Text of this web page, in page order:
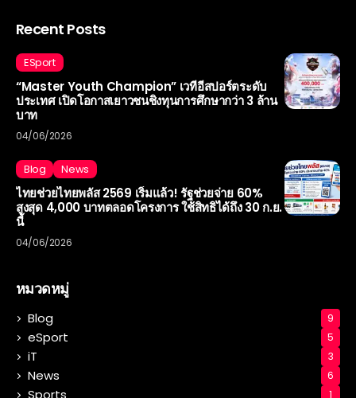
Recent Posts
ESport
“Master Youth Champion” เวทีอีสปอร์ตระดับ
ประเทศ เปิดโอกาสเยาวชนชิงทุนการศึกษากว่า 3 ล้าน
บาท
04/06/2026
Blog News
ไทยช่วยไทยพลัส 2569 เริ่มแล้ว! รัฐช่วยจ่าย 60%
สูงสุด 4,000 บาทตลอดโครงการ ใช้สิทธิได้ถึง 30 ก.ย.
นี้
04/06/2026
หมวดหมู่
Blog 9
eSport 5
iT 3
News 6
Sports 1